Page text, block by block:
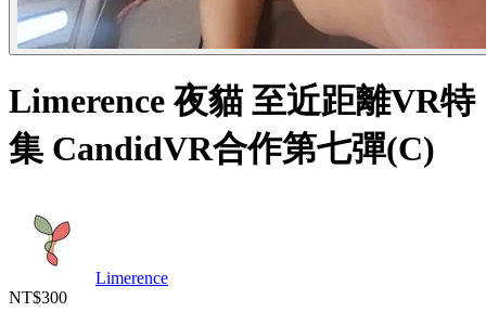
Limerence 夜貓 至近距離VR特
集 CandidVR合作第七彈(C)
Limerence
NT$300